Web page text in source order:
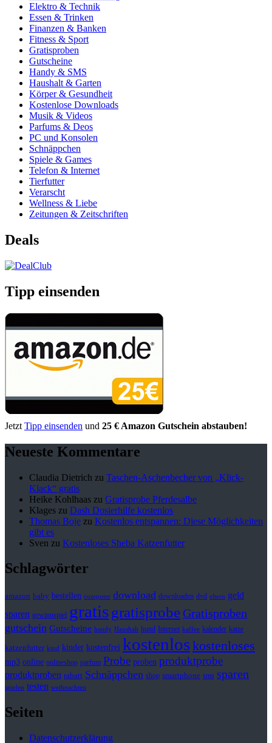
Elektro & Technik
Essen & Trinken
Finanzen & Banken
Fitness & Sport
Gratisproben
Gutscheine
Handy & SMS
Haushalt & Garten
Körper & Gesundheit
Kostenlose Downloads
Musik & Videos
Parfums & Deos
PC und Konsolen
Schnäppchen
Spiele & Games
Telefon & Internet
Tierfutter
Verarscht
Wellness & Liebe
Zeitungen & Zeitschriften
Deals
Tipp einsenden
Jetzt Tipp einsenden und 25 € Amazon Gutschein abstauben!
Neueste Kommentare
Claudia Dietrich zu Taschen-Aschenbecher von „Klick-
Klack“ gratis
Heike Kohlhaas zu Gratisprobe Pferdesalbe
Klages zu Dash Dosierhilfe kostenlos
Thomas Boje zu Kostenlos entspannen: Diese Möglichkeiten
gibt es
Sven zu Kostenloses Sheba Katzenfutter
Schlagwörter
amazon baby bestellen computer download downloaden dvd eltern geld
sparen gewinnspiel gratisgratisprobeGratisproben
gutschein Gutscheine handy Haushalt hund Internet kaffee kalender katze
katzenfutter kind kinder kostenfrei kostenloskostenloses
mp3 online onlineshop parfum Probe proben produktprobe
produktproben rabatt Schnäppchen shop smartphone sms sparen
spielen testen weihnachten
Seiten
Datenschutzerklärung